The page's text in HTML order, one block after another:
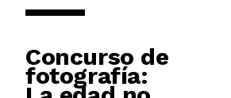
Concurso de
fotografía: